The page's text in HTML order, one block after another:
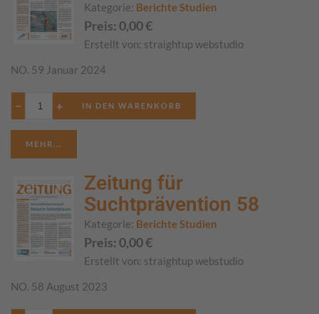
Kategorie: Berichte Studien
Preis: 0,00€
Erstellt von: straightup webstudio
NO. 59 Januar 2024
− +
MEHR...
Zeitung für
Suchtprävention 58
Kategorie: Berichte Studien
Preis: 0,00€
Erstellt von: straightup webstudio
NO. 58 August 2023